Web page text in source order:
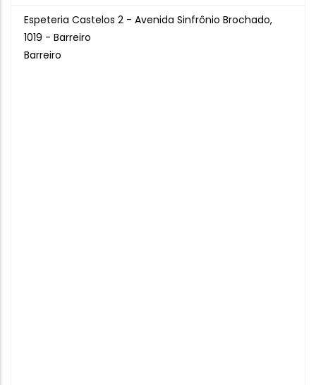
Espeteria Castelos 2 - Avenida Sinfrônio Brochado,
1019 - Barreiro
Barreiro